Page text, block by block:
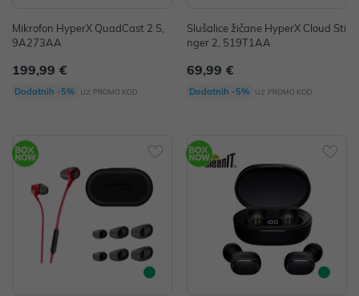
Mikrofon HyperX QuadCast 2 S,
9A273AA
199,99 €
Dodatnih -5% uz PROMO KOD
Slušalice žičane HyperX Cloud Sti
nger 2, 519T1AA
69,99 €
Dodatnih -5% uz PROMO KOD